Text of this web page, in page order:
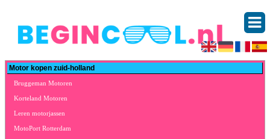
Motor kopen zuid-holland
Bruggeman Motoren
Korteland Motoren
Leren motorjassen
MotoPort Rotterdam